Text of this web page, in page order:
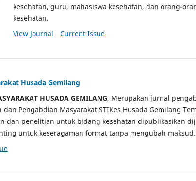
kesehatan, guru, mahasiswa kesehatan, dan orang-
kesehatan.
View Journal
Current Issue
Husada Gemilang
HUSADA GEMILANG, Merupakan jurnal
Pengabdian Masyarakat STIKes Husada Gemilang
dan penelitian untuk bidang kesehatan dipublikasikan
untuk keseragaman format tanpa mengubah maksud.